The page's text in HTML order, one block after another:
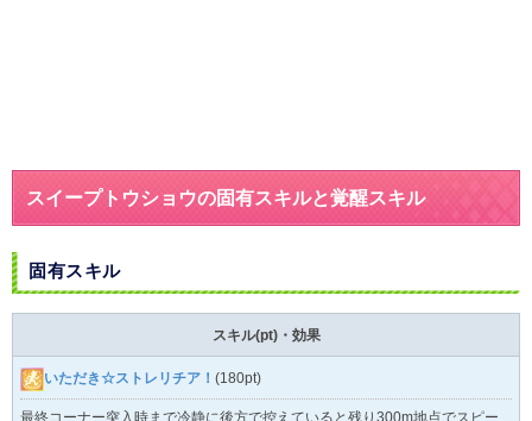
スイープトウショウの固有スキルと覚醒スキル
固有スキル
スキル(pt)・効果
いただき☆ストレリチア！ (180pt)
最終コーナー突入時まで冷静に後方で控えていると残り300m地点でスピー